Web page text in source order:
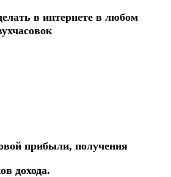
в интернете в любом
прибыли, получения
дохода.